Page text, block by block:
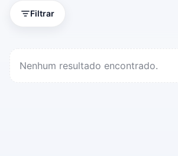
Filtrar
Nenhum resultado encontrado.